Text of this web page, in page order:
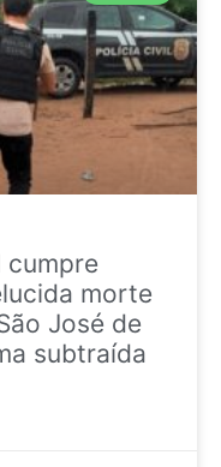
cumpre
morte
José de
subtraída